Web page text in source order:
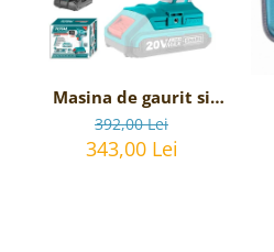
Masina de gaurit si
insurubat cu acumulator
TOTAL - 20V, 2Ah,
392,00 Lei
343,00 Lei